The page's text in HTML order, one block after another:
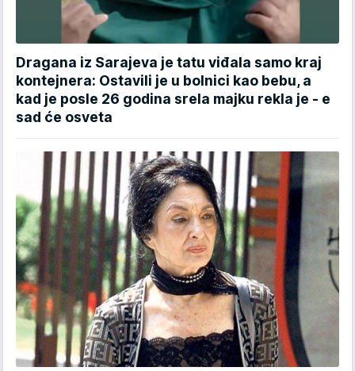
Dragana iz Sarajeva je tatu viđala samo kraj
kontejnera: Ostavili je u bolnici kao bebu, a
kad je posle 26 godina srela majku rekla je - e
sad će osveta